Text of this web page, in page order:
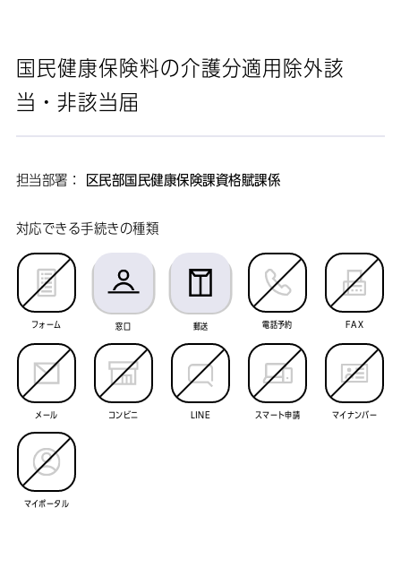
国民健康保険料の介護分適用除外該
当・非該当届
担当部署： 区民部国民健康保険課資格賦課係
対応できる手続きの種類
フォーム 窓口 郵送 電話予約 FAX
メール コンビニ LINE スマート申請 マイナンバー
マイポータル